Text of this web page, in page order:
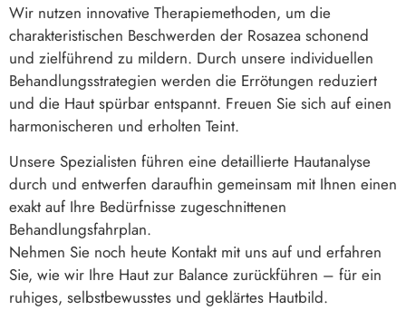
Wir nutzen innovative Therapiemethoden, um die
charakteristischen Beschwerden der Rosazea schonend
und zielführend zu mildern. Durch unsere individuellen
Behandlungsstrategien werden die Errötungen reduziert
und die Haut spürbar entspannt. Freuen Sie sich auf einen
harmonischeren und erholten Teint.
Unsere Spezialisten führen eine detaillierte Hautanalyse
durch und entwerfen daraufhin gemeinsam mit Ihnen einen
exakt auf Ihre Bedürfnisse zugeschnittenen
Behandlungsfahrplan.
Nehmen Sie noch heute Kontakt mit uns auf und erfahren
Sie, wie wir Ihre Haut zur Balance zurückführen – für ein
ruhiges, selbstbewusstes und geklärtes Hautbild.